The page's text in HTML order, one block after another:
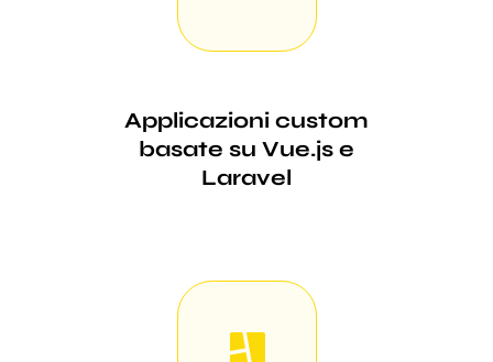
Applicazioni custom
basate su Vue.js e
Laravel